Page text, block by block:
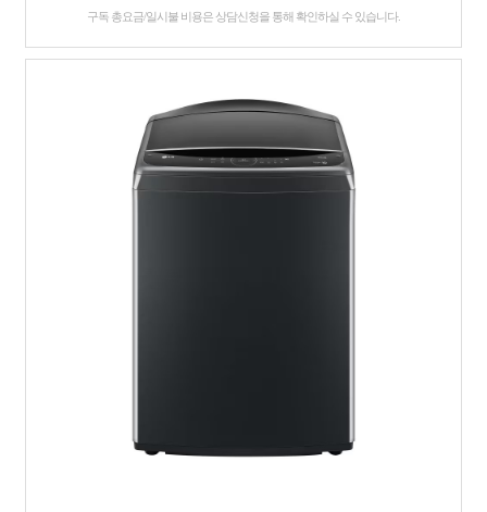
구독 총요금/일시불 비용은 상담신청을 통해 확인하실 수 있습니다.